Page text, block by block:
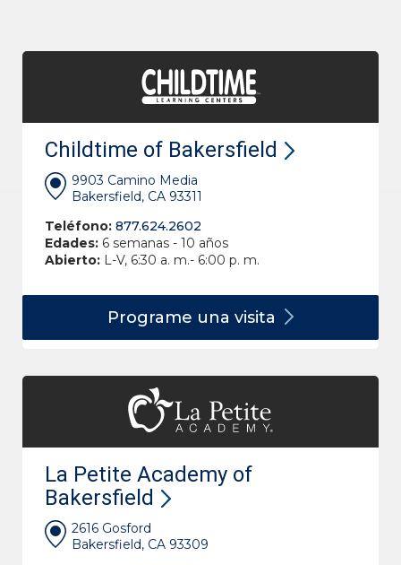
Childtime of Bakersfield
9903 Camino Media
Bakersfield, CA 93311
Teléfono: 877.624.2602
Edades: 6 semanas - 10 años
Abierto: L-V, 6:30 a. m.- 6:00 p. m.
Programe una visita
La Petite Academy of
Bakersfield
2616 Gosford
Bakersfield, CA 93309